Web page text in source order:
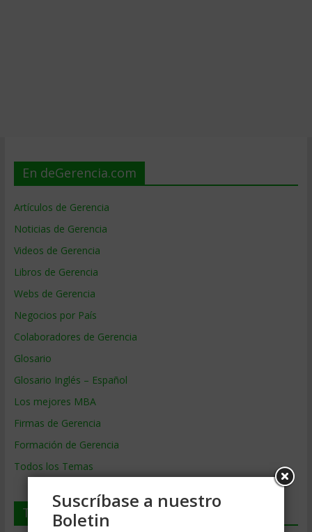
En deGerencia.com
Artículos de Gerencia
Noticias de Gerencia
Videos de Gerencia
Libros de Gerencia
Webs de Gerencia
Negocios por País
Colaboradores de Gerencia
Glosario
Glosario Inglés – Español
Los mejores MBA
Firmas de Gerencia
Formación de Gerencia
Todos los Temas
Temas de Gerencia
Suscríbase a nuestro
Boletin